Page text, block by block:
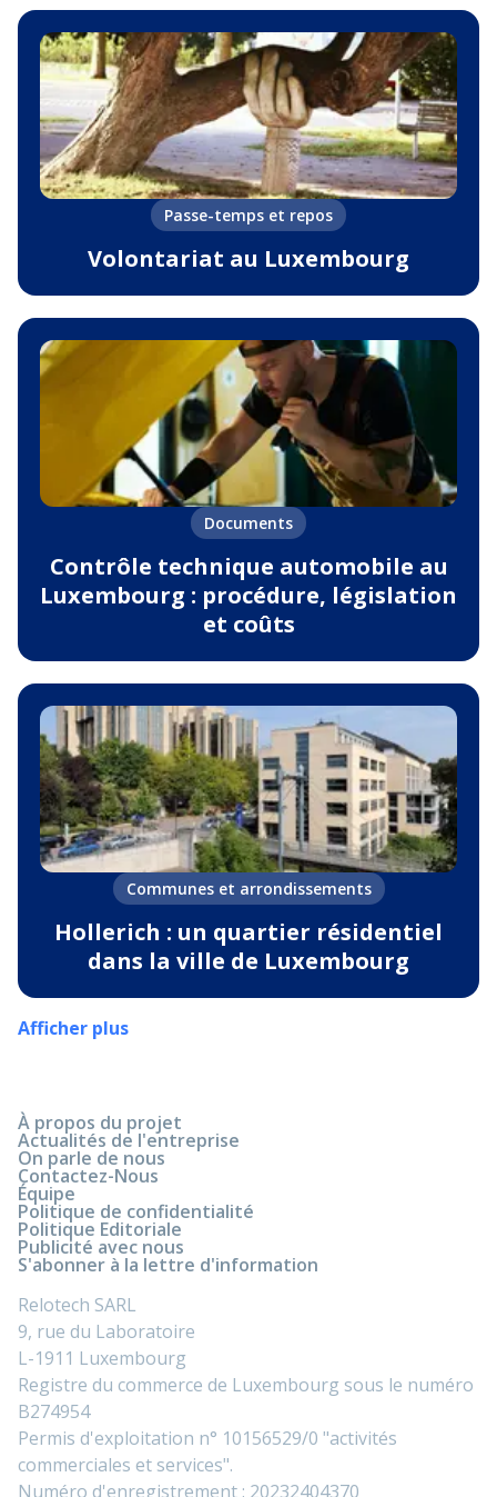
Passe-temps et repos
Volontariat au Luxembourg
Documents
Contrôle technique automobile au
Luxembourg : procédure, législation
et coûts
Communes et arrondissements
Hollerich : un quartier résidentiel
dans la ville de Luxembourg
Afficher plus
À propos du projet
Actualités de l'entreprise
On parle de nous
Contactez-Nous
Équipe
Politique de confidentialité
Politique Editoriale
Publicité avec nous
S'abonner à la lettre d'information
Relotech SARL
9, rue du Laboratoire
L-1911 Luxembourg
Registre du commerce de Luxembourg sous le numéro
B274954
Permis d'exploitation n° 10156529/0 "activités
commerciales et services".
Numéro d'enregistrement : 20232404370